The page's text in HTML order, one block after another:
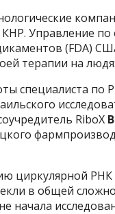
Управление по
(FDA)
терапии на
специалиста по
RiboX
циркулярной
в общей
начала